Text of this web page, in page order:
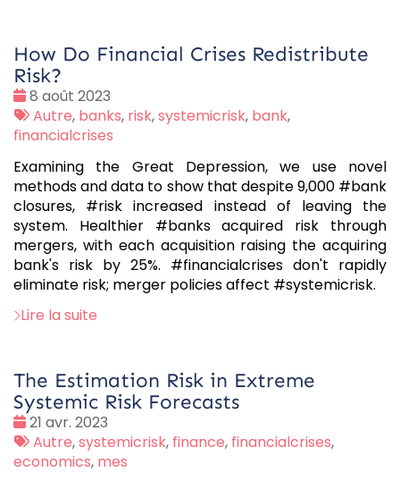
How Do Financial Crises Redistribute
Risk?
Date
:
8 août 2023
Tags
:
Autre, banks, risk,systemicrisk, bank,
financialcrises
Examining the Great Depression, we use novel
methods and data to show that despite 9,000 #bank
closures, #risk increased instead of leaving the
system. Healthier #banks acquired risk through
mergers, with each acquisition raising the acquiring
bank's risk by 25%. #financialcrises don't rapidly
eliminate risk; merger policies affect #systemicrisk.
Lire la suite
The Estimation Risk in Extreme
Systemic Risk Forecasts
Date
:
21 avr. 2023
Tags
:
Autre,systemicrisk, finance, financialcrises,
economics, mes